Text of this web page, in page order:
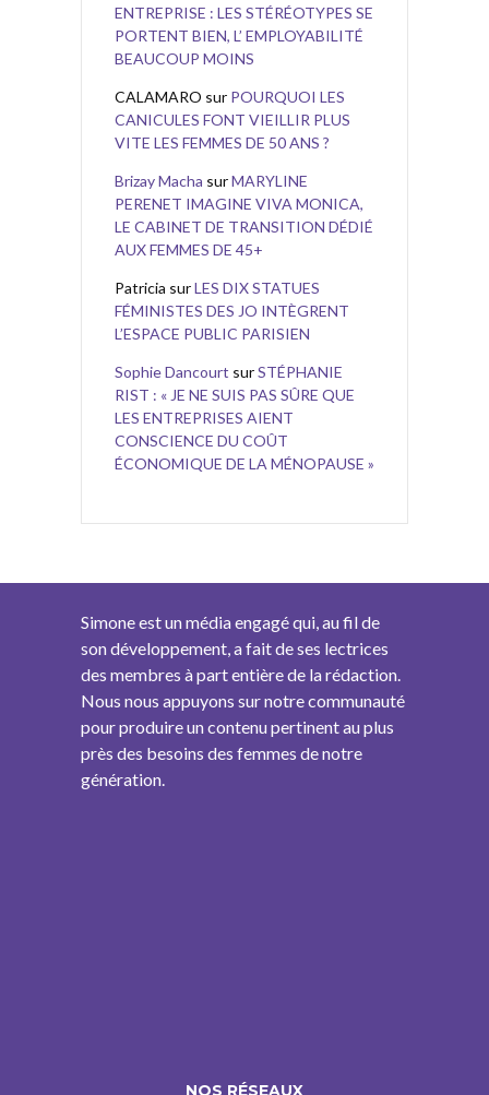
ENTREPRISE : LES STÉRÉOTYPES SE
PORTENT BIEN, L’ EMPLOYABILITÉ
BEAUCOUP MOINS
CALAMARO sur POURQUOI LES
CANICULES FONT VIEILLIR PLUS
VITE LES FEMMES DE 50 ANS ?
Brizay Macha surMARYLINE
PERENET IMAGINE VIVA MONICA,
LE CABINET DE TRANSITION DÉDIÉ
AUX FEMMES DE 45+
Patricia surLES DIX STATUES
FÉMINISTES DES JO INTÈGRENT
L’ESPACE PUBLIC PARISIEN
Sophie Dancourt surSTÉPHANIE
RIST : « JE NE SUIS PAS SÛRE QUE
LES ENTREPRISES AIENT
CONSCIENCE DU COÛT
ÉCONOMIQUE DE LA MÉNOPAUSE »
Simone est un média engagé qui, au fil de
son développement, a fait de ses lectrices
des membres à part entière de la rédaction.
Nous nous appuyons sur notre communauté
pour produire un contenu pertinent au plus
près des besoins des femmes de notre
génération.
NOS RÉSEAUX